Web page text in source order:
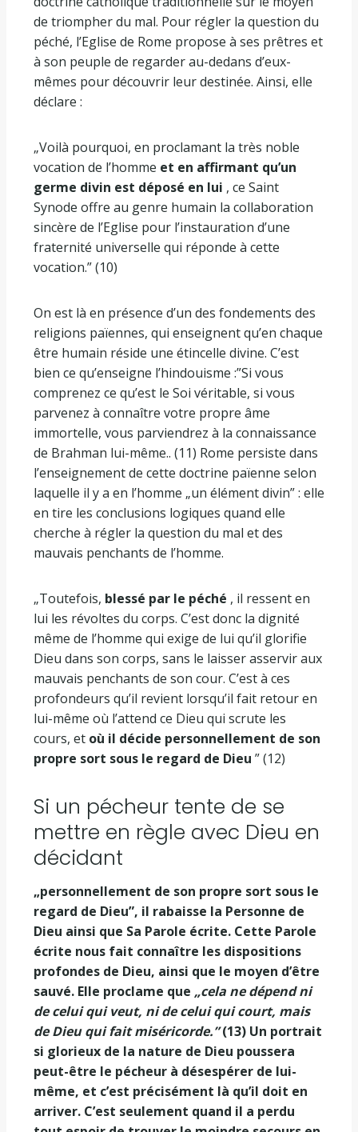
de triompher du mal. Pour régler la question du
péché, l’Eglise de Rome propose à ses prêtres et
à son peuple de regarder au-dedans d’eux-
mêmes pour découvrir leur destinée. Ainsi, elle
déclare :
„Voilà pourquoi, en proclamant la très noble
vocation de l’homme et en affirmant qu’un
germe divin est déposé en lui , ce Saint
Synode offre au genre humain la collaboration
sincère de l’Eglise pour l’instauration d’une
fraternité universelle qui réponde à cette
vocation.” (10)
On est là en présence d’un des fondements des
religions païennes, qui enseignent qu’en chaque
être humain réside une étincelle divine. C’est
bien ce qu’enseigne l’hindouisme :”Si vous
comprenez ce qu’est le Soi véritable, si vous
parvenez à connaître votre propre âme
immortelle, vous parviendrez à la connaissance
de Brahman lui-même.. (11) Rome persiste dans
l’enseignement de cette doctrine païenne selon
laquelle il y a en l’homme „un élément divin” : elle
en tire les conclusions logiques quand elle
cherche à régler la question du mal et des
mauvais penchants de l’homme.
„Toutefois, blessé par le péché , il ressent en
lui les révoltes du corps. C’est donc la dignité
même de l’homme qui exige de lui qu’il glorifie
Dieu dans son corps, sans le laisser asservir aux
mauvais penchants de son cour. C’est à ces
profondeurs qu’il revient lorsqu’il fait retour en
lui-même où l’attend ce Dieu qui scrute les
cours, et où il décide personnellement de son
propre sort sous le regard de Dieu ” (12)
Si un pécheur tente de se
mettre en règle avec Dieu en
décidant
„personnellement de son propre sort sous le
regard de Dieu”, il rabaisse la Personne de
Dieu ainsi que Sa Parole écrite. Cette Parole
écrite nous fait connaître les dispositions
profondes de Dieu, ainsi que le moyen d’être
sauvé. Elle proclame que „cela ne dépend ni
de celui qui veut, ni de celui qui court, mais
de Dieu qui fait miséricorde.”(13) Un portrait
si glorieux de la nature de Dieu poussera
peut-être le pécheur à désespérer de lui-
même, et c’est précisément là qu’il doit en
arriver. C’est seulement quand il a perdu